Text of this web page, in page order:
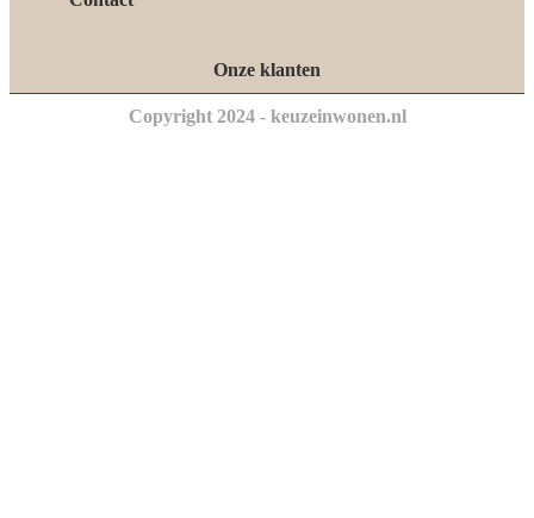
Onze klanten
Copyright 2024 - keuzeinwonen.nl